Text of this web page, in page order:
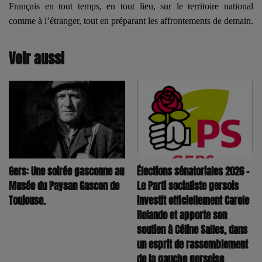
Français en tout temps, en tout lieu, sur le territoire national
comme à l’étranger, tout en préparant les affrontements de demain.
Voir aussi
Gers: Une soirée gasconne au
Musée du Paysan Gascon de
Toujouse.
Élections sénatoriales 2026 –
Le Parti socialiste gersois
investit officiellement Carole
Rolando et apporte son
soutien à Céline Salles, dans
un esprit de rassemblement